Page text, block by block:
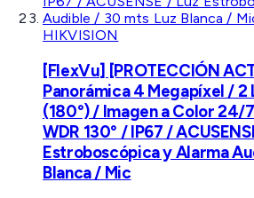
HIKVISION
[FlexVu] [PROTECCIÓN
Panorámica 4 Megapíxel / 2
(180°) / Imagen a Color 24/
WDR 130° / IP67 /
Estroboscópica y Alarma
Blanca / Mic